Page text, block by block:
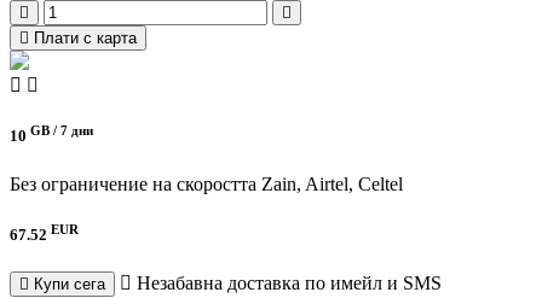
Плати с карта
10 GB / 7 дни
Без ограничение на скоростта Zain, Airtel, Celtel
67.52 EUR
Купи сега
Незабавна доставка по имейл и SMS